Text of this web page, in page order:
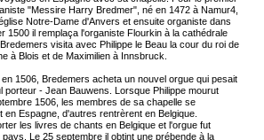
"Messire Harry Bredmer", né en 1472 à Namur4,
Notre-Dame d'Anvers et ensuite organiste dans
1500 il remplaça l'organiste Flourkin à la cathédrale
visita avec Philippe le Beau la cour du roi de
à Blois et de Maximilien à Innsbruck.
1506, Bredemers acheta un nouvel orgue qui pesait
porteur - Jean Bauwens. Lorsque Philippe mourut
1506, les membres de sa chapelle se
Espagne, d'autres rentrèrent en Belgique.
les livres de chants en Belgique et l'orgue fut
Le 25 septembre il obtint une prébende à la